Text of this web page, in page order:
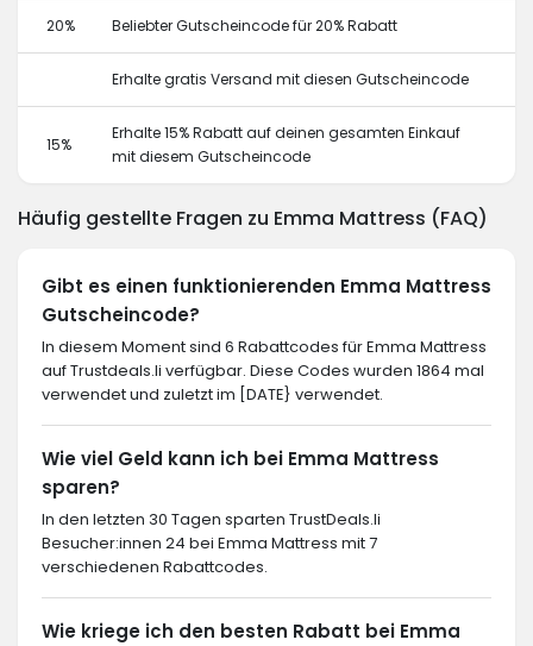
20% Beliebter Gutscheincode für 20% Rabatt
Erhalte gratis Versand mit diesen Gutscheincode
15%
Erhalte 15% Rabatt auf deinen gesamten Einkauf
mit diesem Gutscheincode
Häufig gestellte Fragen zu Emma Mattress (FAQ)
Gibt es einen funktionierenden Emma Mattress
Gutscheincode?
In diesem Moment sind 6 Rabattcodes für Emma Mattress
auf Trustdeals.li verfügbar. Diese Codes wurden 1864 mal
verwendet und zuletzt im [DATE} verwendet.
Wie viel Geld kann ich bei Emma Mattress
sparen?
In den letzten 30 Tagen sparten TrustDeals.li
Besucher:innen 24 bei Emma Mattress mit 7
verschiedenen Rabattcodes.
Wie kriege ich den besten Rabatt bei Emma